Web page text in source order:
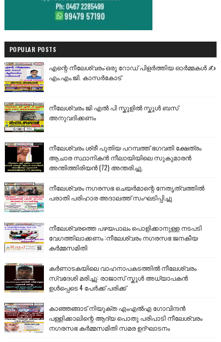
POPULAR POSTS
എന്റെ നീലേശ്വരം:ഒരു റോഡ് പിളർത്തിയ ഓർമ്മകൾ ✍️
എം.എം.ജി. കാസർകോട്
നീലേശ്വരം ജി എൽ പി സ്കൂളിൽ സ്കൂൾ ബസ്
അനുവദിക്കണം
നീലേശ്വരം ശ്രീ പുതിയ പറമ്പത്ത് ഭഗവതി ക്ഷേത്രം
ആചാര സ്ഥാനികൻ നീലായിയിലെ സുകുമാരൻ
അന്തിത്തിരിയൻ (72) അന്തരിച്ചു.
നീലേശ്വരം നഗരസഭ ചെയർമാന്റെ നേതൃത്വത്തിൽ
പരാതി പരിഹാര അദാലത്ത് സംഘടിപ്പിച്ചു
നീലേശ്വരത്തെ പഴയപാലം പൊളിക്കാനുള്ള നടപടി
വേഗത്തിലാക്കണം :നീലേശ്വരം നഗരസഭ ജനകീയ
കർമ്മസമിതി
കർണാടകയിലെ വാഹനാപകടത്തിൽ നീലേശ്വരം
സ്വദേശി മരിച്ചു: രാജാസ് സ്കൂൾ അധ്യാപകൻ
ഉൾപ്പെടെ 4 പേർക്ക് പരിക്ക്
കാഞ്ഞങ്ങാട് നിയുക്ത എംഎൽഎ ഗോവിന്ദൻ
പള്ളിക്കാലിന്റെ ആദ്യ പൊതു പരിപാടി നീലേശ്വരം
നഗരസഭ കർമ്മസമിതി സമര ഉദ്ഘാടനം